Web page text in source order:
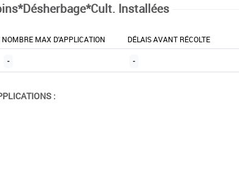
Installées
NOMBRE MAX D'APPLICATION DÉLAIS AVANT RÉCOLTE
- -
: